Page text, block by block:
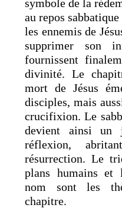
symbole de la
au repos
les ennemis de
supprimer son
fournissent
divinité. Le
mort de Jésus
disciples, mais
crucifixion. Le
devient ainsi un
réflexion,
résurrection. Le
plans humains
nom sont les
chapitre.